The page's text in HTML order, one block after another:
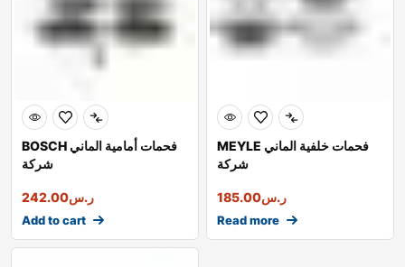
BOSCH فحمات أمامية الماني
شركة
ر.س242.00
Add to cart
MEYLE فحمات خلفية الماني
شركة
ر.س185.00
Read more